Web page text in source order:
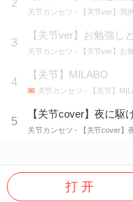
2
关节カンセツ - 【关节ver】我
3
【关节ver】お勉強し
关节カンセツ - 【关节ver】お
4
【关节】MILABO
关节カンセツ - 【关节】
5
【关节cover】夜に駆
关节カンセツ - 【关节cover】
打 开